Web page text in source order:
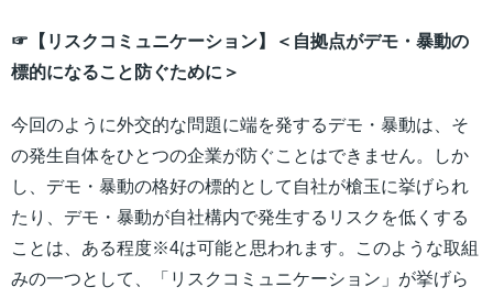
☞【リスクコミュニケーション】＜自拠点がデモ・暴動の
標的になること防ぐために＞
今回のように外交的な問題に端を発するデモ・暴動は、そ
の発生自体をひとつの企業が防ぐことはできません。しか
し、デモ・暴動の格好の標的として自社が槍玉に挙げられ
たり、デモ・暴動が自社構内で発生するリスクを低くする
ことは、ある程度※4は可能と思われます。このような取組
みの一つとして、「リスクコミュニケーション」が挙げら